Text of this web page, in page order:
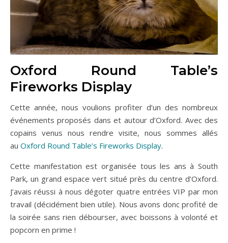
Oxford Round Table’s
Fireworks Display
Cette année, nous voulions profiter d’un des nombreux
événements proposés dans et autour d’Oxford. Avec des
copains venus nous rendre visite, nous sommes allés
au Oxford Round Table’s Fireworks Display.
Cette manifestation est organisée tous les ans à South
Park, un grand espace vert situé près du centre d’Oxford.
J’avais réussi à nous dégoter quatre entrées VIP par mon
travail (décidément bien utile). Nous avons donc profité de
la soirée sans rien débourser, avec boissons à volonté et
popcorn en prime !